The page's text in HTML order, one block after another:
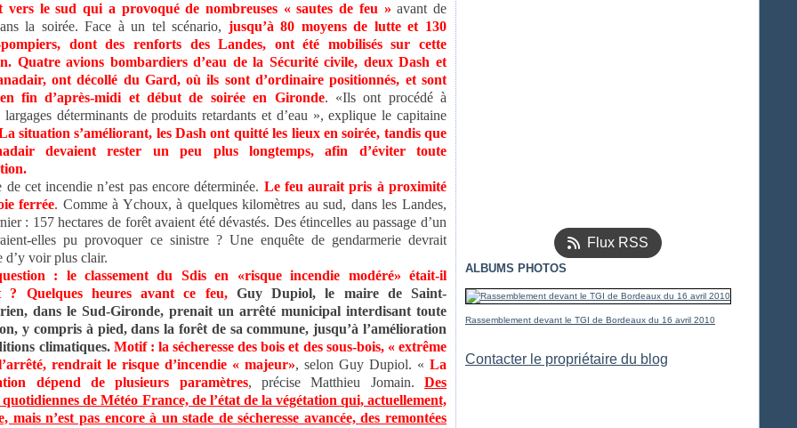
vers le sud qui a provoqué de nombreuses « sautes de feu » avant de
la soirée. Face à un tel scénario, jusqu’à 80 moyens de lutte et 130
pompiers, dont des renforts des Landes, ont été mobilisés sur cette
Quatre avions bombardiers d’eau de la Sécurité civile, deux Dash et
ont décollé du Gard, où ils sont d’ordinaire positionnés, et sont
fin d’après-midi et début de soirée en Gironde. «Ils ont procédé à
largages déterminants de produits retardants et d’eau », explique le capitaine
situation s’améliorant, les Dash ont quitté les lieux en soirée, tandis que
devaient rester un peu plus longtemps, afin d’éviter toute
de cet incendie n’est pas encore déterminée. Le feu aurait pris à proximité
ferrée. Comme à Ychoux, à quelques kilomètres au sud, dans les Landes,
: 157 hectares de forêt avaient été dévastés. Des étincelles au passage d’un
elles pu provoquer ce sinistre ? Une enquête de gendarmerie devrait
d’y voir plus clair.
: le classement du Sdis en «risque incendie modéré» était-il
? Quelques heures avant ce feu,Guy Dupiol, le maire de Saint-
dans le Sud-Gironde, prenait un arrêté municipal interdisant toute
y compris à pied, dans la forêt de sa commune, jusqu’à l’amélioration
climatiques. Motif : la sécheresse des bois et des sous-bois, « extrême
rendrait le risque d’incendie « majeur», selon Guy Dupiol. «La
dépend de plusieurs paramètres, précise Matthieu Jomain. Des
quotidiennes de Météo France, de l’état de la végétation qui, actuellement,
mais n’est pas encore à un stade de sécheresse avancée, des remontées
Flux RSS
ALBUMS PHOTOS
Rassemblement devant le TGI de Bordeaux du 16 avril 2010
Contacter le propriétaire du blog